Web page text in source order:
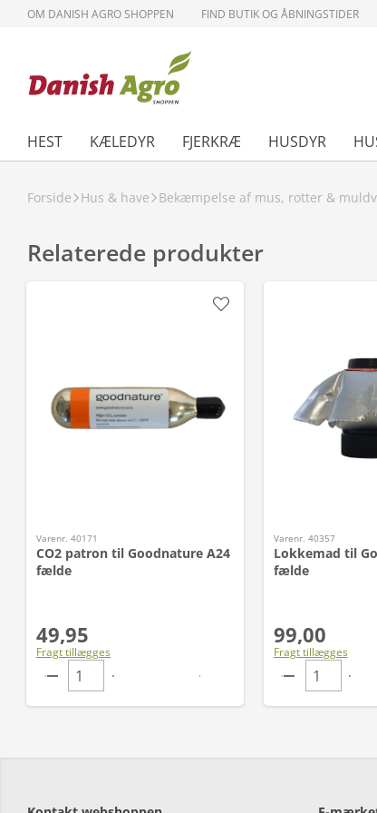
OM DANISH AGRO SHOPPEN FIND BUTIK OG ÅBNINGSTIDER
HEST KÆLEDYR FJERKRÆ HUSDYR
Forside Hus & have Bekæmpelse af mus, rotter &
Relaterede produkter
Varenr. 40171
CO2 patron til Goodnature A24
fælde
49,95
Fragt tillægges
Varenr. 40357
Lokkemad til
fælde
99,00
Fragt tillægges